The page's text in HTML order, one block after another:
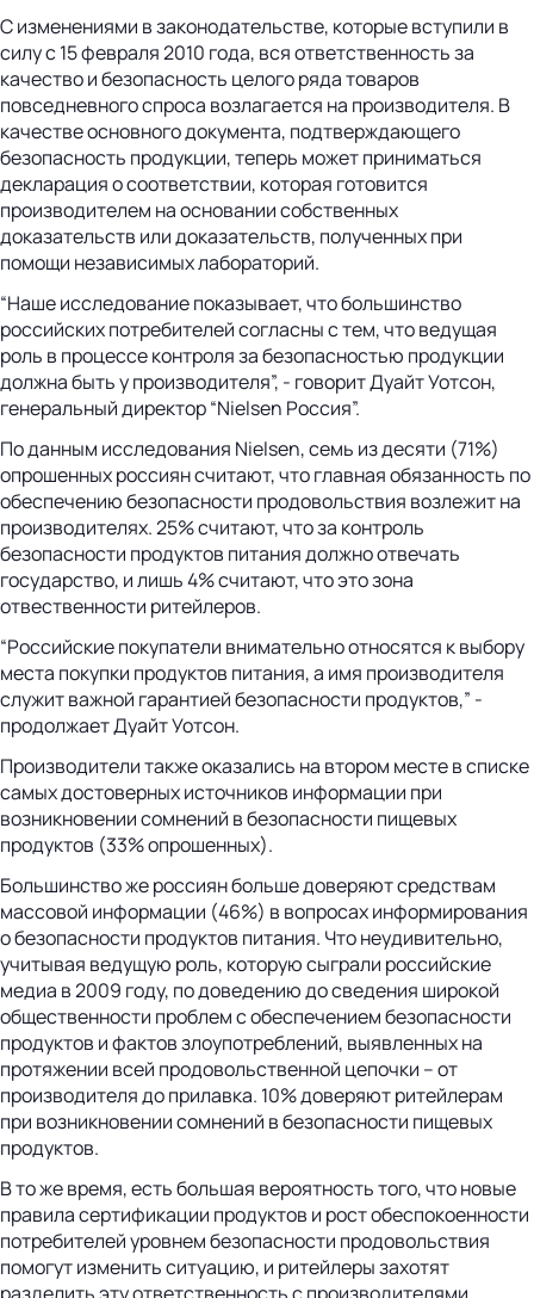
С изменениями в законодательстве, которые вступили в
силу с 15 февраля 2010 года, вся ответственность за
качество и безопасность целого ряда товаров
повседневного спроса возлагается на производителя. В
качестве основного документа, подтверждающего
безопасность продукции, теперь может приниматься
декларация о соответствии, которая готовится
производителем на основании собственных
доказательств или доказательств, полученных при
помощи независимых лабораторий.
“Наше исследование показывает, что большинство
российских потребителей согласны с тем, что ведущая
роль в процессе контроля за безопасностью продукции
должна быть у производителя”, - говорит Дуайт Уотсон,
генеральный директор “Nielsen Россия”.
По данным исследования Nielsen, cемь из десяти (71%)
опрошенных россиян считают, что главная обязанность по
обеспечению безопасности продовольствия возлежит на
производителях. 25% считают, что за контроль
безопасности продуктов питания должно отвечать
государство, и лишь 4% считают, что это зона
отвественности ритейлеров.
“Российские покупатели внимательно относятся к выбору
места покупки продуктов питания, а имя производителя
служит важной гарантией безопасности продуктов,” -
продолжает Дуайт Уотсон.
Производители также оказались на втором месте в списке
самых достоверных источников информации при
возникновении сомнений в безопасности пищевых
продуктов (33% опрошенных).
Большинство же россиян больше доверяют средствам
массовой информации (46%) в вопросах информирования
о безопасности продуктов питания. Что неудивительно,
учитывая ведущую роль, которую сыграли российские
медиа в 2009 году, по доведению до сведения широкой
общественности проблем с обеспечением безопасности
продуктов и фактов злоупотреблений, выявленных на
протяжении всей продовольственной цепочки – от
производителя до прилавка. 10% доверяют ритейлерам
при возникновении сомнений в безопасности пищевых
продуктов.
В то же время, есть большая вероятность того, что новые
правила сертификации продуктов и рост обеспокоенности
потребителей уровнем безопасности продовольствия
помогут изменить ситуацию, и ритейлеры захотят
разделить эту ответственность с производителями.